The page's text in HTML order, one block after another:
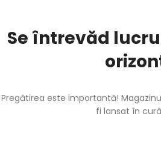
Se întrevăd
Pregătirea este importantă!
fi lansat în